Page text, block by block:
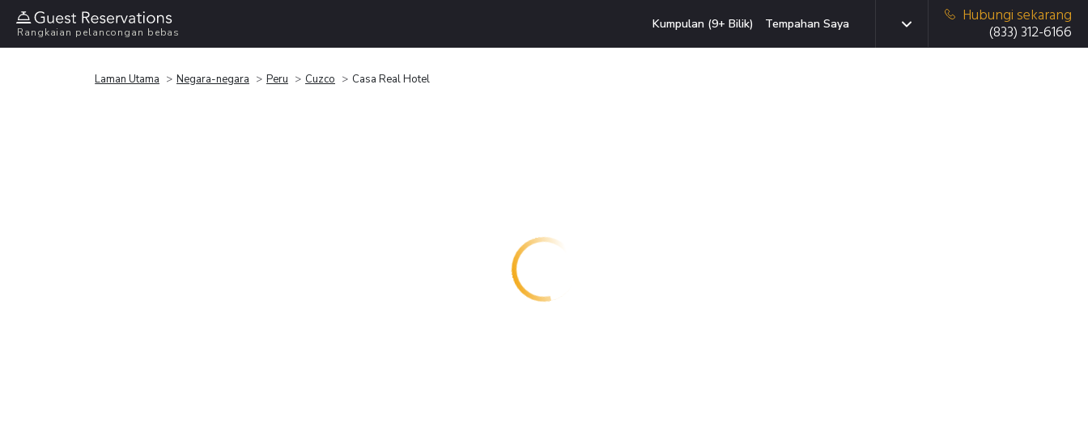
Rangkaian pelancongan bebas
Kumpulan (9+ Bilik) Tempahan Saya
Hubungi sekarang
(833) 312-6166
Laman Utama Negara-negara Peru Cuzco Casa Real Hotel